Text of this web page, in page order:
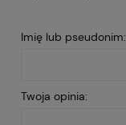
Imię lub pseudonim:
Twoja opinia: